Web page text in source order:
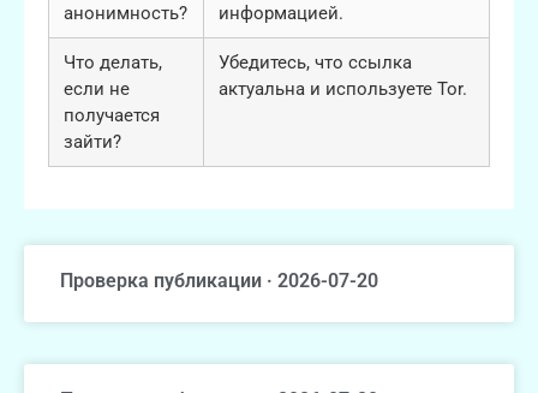
анонимность?
информацией.
Что делать,
если не
получается
зайти?
Убедитесь, что ссылка
актуальна и используете Tor.
Проверка публикации · 2026-07-20